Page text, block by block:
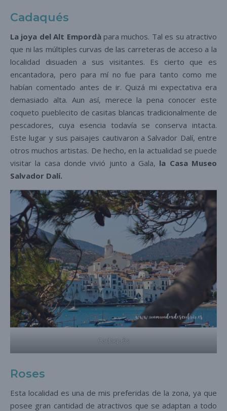
Cadaqués
La joya del Alt Empordàpara muchos. Tal es su atractivo
que ni las múltiples curvas de las carreteras de acceso a la
localidad disuaden a sus visitantes. Es cierto que es
encantadora, pero para mí no fue para tanto como me
habían comentado antes de ir. Quizá mi expectativa era
demasiado alta. Aun así, merece la pena conocer este
coqueto pueblecito de casitas blancas tradicionalmente de
pescadores, cuya esencia todavía se conserva intacta.
Este lugar y sus paisajes cautivaron a Salvador Dalí, entre
otros muchos artistas. De hecho, en la actualidad se puede
visitar la casa donde vivió junto a Gala, la Casa Museo
Salvador Dalí.
Cadaqués
Roses
Esta localidad es una de mis preferidas de la zona, ya que
posee gran cantidad de atractivos que se adaptan a todo